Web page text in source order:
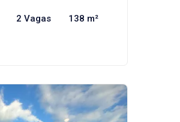
2 Vagas 138 m²